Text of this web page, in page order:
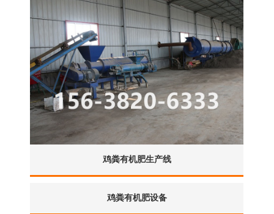
鸡粪有机肥生产线